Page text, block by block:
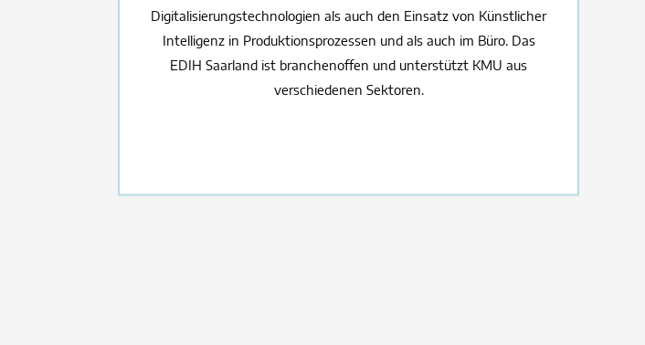
Digitalisierungstechnologien als auch den Einsatz von Künstlicher
Intelligenz in Produktionsprozessen und als auch im Büro. Das
EDIH Saarland ist branchenoffen und unterstützt KMU aus
verschiedenen Sektoren.